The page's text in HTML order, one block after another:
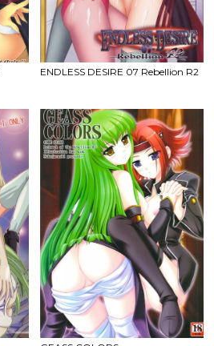
ENDLESS DESIRE 07 Rebellion R2